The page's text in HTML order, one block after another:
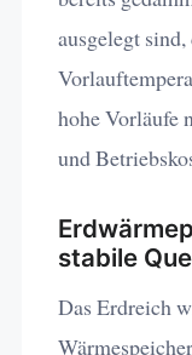
ausgelegt
hohe Vorläufe
und
stabile
Das Erdreich